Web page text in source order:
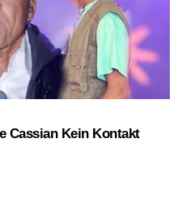
Cassian Kein Kontakt